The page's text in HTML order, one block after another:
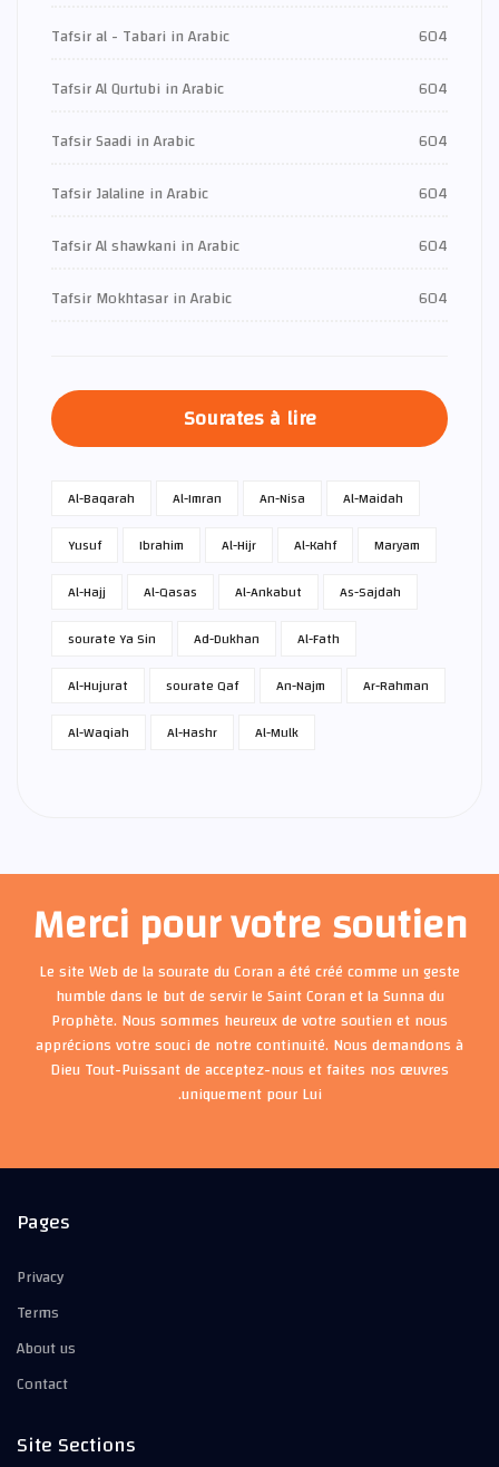
Tafsir al - Tabari in Arabic
604
Tafsir Al Qurtubi in Arabic
604
Tafsir Saadi in Arabic
604
Tafsir Jalaline in Arabic
604
Tafsir Al shawkani in Arabic
604
Tafsir Mokhtasar in Arabic
604
Sourates à lire
Al-Baqarah Al-Imran An-Nisa
Al-Maidah
Yusuf
Ibrahim Al-Hijr Al-Kahf
Maryam
Al-Hajj
Al-Qasas Al-Ankabut
As-Sajdah
sourate Ya Sin
Ad-Dukhan
Al-Fath
Al-Hujurat
sourate Qaf An-Najm
Ar-Rahman
Al-Waqiah
Al-Hashr Al-Mulk
Merci pour votre soutien
Le site Web de la sourate du Coran a été créé comme un geste
humble dans le but de servir le Saint Coran et la Sunna du
Prophète. Nous sommes heureux de votre soutien et nous
apprécions votre souci de notre continuité. Nous demandons à
Dieu Tout-Puissant de acceptez-nous et faites nos œuvres
uniquement pour Lui.
Pages
Privacy
Terms
About us
Contact
Site Sections